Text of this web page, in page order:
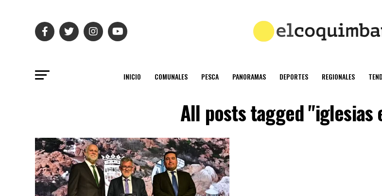
INICIO COMUNALES PESCA PANORAMAS DEPORTES REGIONALES
All posts tagged "iglesias